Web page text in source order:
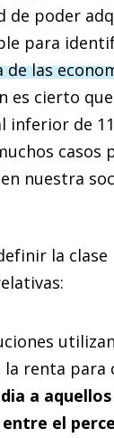
de poder
para
de las
es cierto
inferior de
casos
nuestra
la clase
renta para
a
el